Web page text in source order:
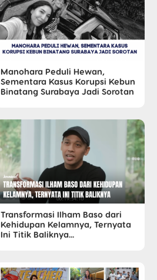
Manohara Peduli Hewan,
Sementara Kasus Korupsi Kebun
Binatang Surabaya Jadi Sorotan
Transformasi Ilham Baso dari
Kehidupan Kelamnya, Ternyata
Ini Titik Baliknya...